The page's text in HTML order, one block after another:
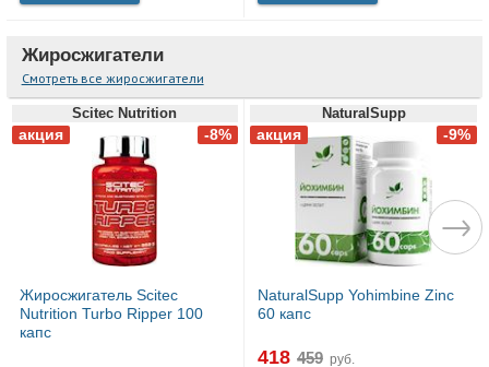
Жиросжигатели
Смотреть все жиросжигатели
Scitec Nutrition
Жиросжигатель Scitec
Nutrition Turbo Ripper 100
капс
NaturalSupp
NaturalSupp Yohimbine Zinc
60 капс
418
руб.